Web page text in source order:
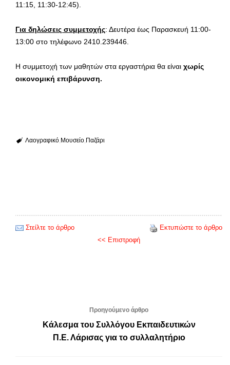
11:15, 11:30-12:45).
Για δηλώσεις συμμετοχής: Δευτέρα έως Παρασκευή 11:00-
13:00 στο τηλέφωνο 2410.239446.
Η συμμετοχή των μαθητών στα εργαστήρια θα είναι χωρίς
οικονομική επιβάρυνση.
Λαογραφικό Μουσείο Παζάρι
Στείλτε το άρθρο
Εκτυπώστε το άρθρο
<< Επιστροφή
Προηγούμενο άρθρο
Κάλεσμα του Συλλόγου Εκπαιδευτικών
Π.Ε. Λάρισας για το συλλαλητήριο